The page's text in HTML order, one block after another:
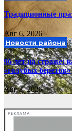
Традиционные
Авг 6, 2026
Новости района
96 лет на страже:
«голубых беретов»
Авг 2, 2026
РЕКЛАМА